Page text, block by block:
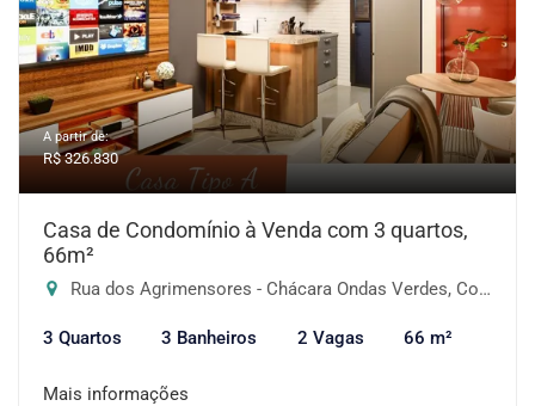
A partir de:
R$ 326.830
Casa de Condomínio à Venda com 3 quartos,
66m²
Rua dos Agrimensores - Chácara Ondas Verdes, Cotia-SP
3 Quartos 3 Banheiros 2 Vagas 66 m²
Mais informações